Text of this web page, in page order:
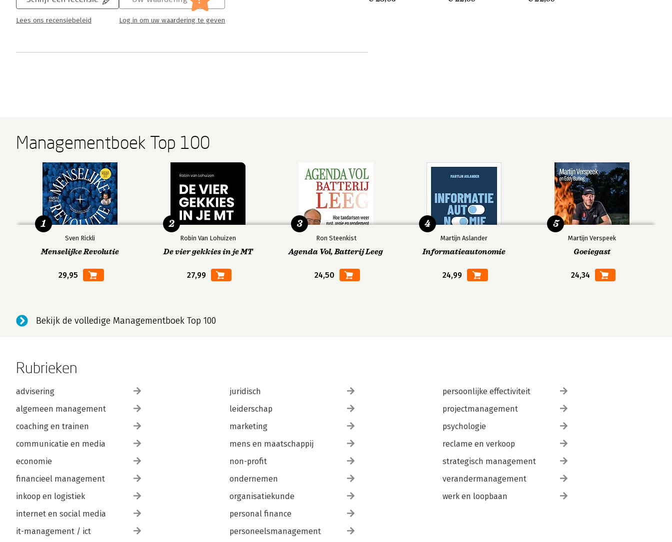
Lees ons recensiebeleid Log in om uw waardering te geven
Managementboek Top 100
Sven Rickli
Menselijke Revolutie
29,95
1
Robin Van Lohuizen
De vier gekkies in je MT
27,99
2
Ron Steenkist
Agenda Vol, Batterij Leeg
24,50
3
Martijn Aslander
Informatieautonomie
24,99
4
Martijn Verspeek
Goeiegast
24,34
5
Bekijk de volledige Managementboek Top 100
Rubrieken
advisering
algemeen management
coaching en trainen
communicatie en media
economie
financieel management
inkoop en logistiek
internet en social media
it-management / ict
juridisch
leiderschap
marketing
mens en maatschappij
non-profit
ondernemen
organisatiekunde
personal finance
personeelsmanagement
persoonlijke effectiviteit
projectmanagement
psychologie
reclame en verkoop
strategisch management
verandermanagement
werk en loopbaan